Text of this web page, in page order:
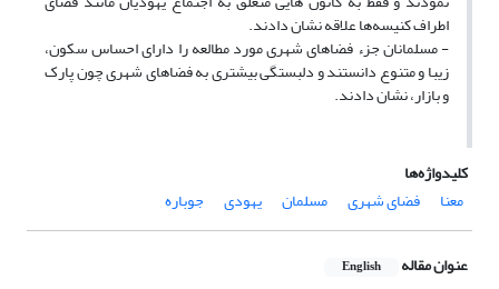
اطراف کنیسه‌ها علاقه نشان دادند.
- مسلمانان جزء فضاهای شهری مورد مطالعه را دارای احساس سکون،
زیبا و متنوع ‌دانستند و دلبستگی بیشتری به فضاهای شهری چون پارک
و بازار، نشان دادند.
کلیدواژه‌ها
معنا
فضای شهری مسلمان یهودی جوباره
عنوان مقاله English